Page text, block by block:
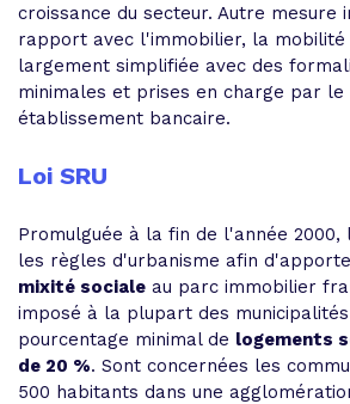
croissance du secteur. Autre mesure
rapport avec l'immobilier, la mobilité
largement simplifiée avec des
minimales et prises en charge par le
établissement bancaire.
Loi SRU
Promulguée à la fin de l'année 2000,
les règles d'urbanisme afin
mixité sociale au parc immobilier
imposé à la plupart des
pourcentage minimal de logements
de 20 %. Sont concernées les
500 habitants dans une